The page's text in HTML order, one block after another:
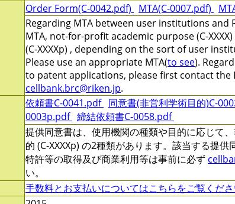
Order Form(C-0042.pdf) MTA(C-0007.pdf)
Regarding MTA between user institutions and
MTA, not-for-profit academic purpose (C-
(C-XXXXp) , depending on the sort of user
Please use an appropriate MTA(to see).
to patent applications, please first contact the
cellbank.brc@riken.jp.
依頼書C-0041.pdf 同意書(非営利学術目的)C-
0003p.pdf 締結依頼書C-0058.pdf
提供同意書は、使用機関の種類や目的に応じて
的 (C-XXXXp) の2種類があります。該当する提
特許等の取得及び商業利用等は事前に必ず
い。
手数料とお支払いについてはこちらをご覧くださ